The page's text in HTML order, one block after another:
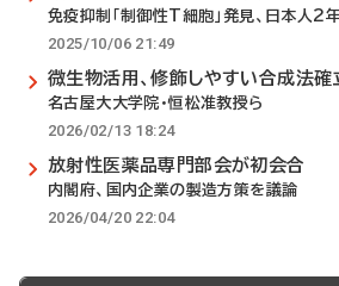
免疫抑制「制御性T細胞」発見、日本人2
2025/10/06 21:49
微生物活用、修飾しやすい合成法確
名古屋大大学院・恒松准教授ら
2026/02/13 18:24
放射性医薬品専門部会が初会合
内閣府、国内企業の製造方策を議論
2026/04/20 22:04